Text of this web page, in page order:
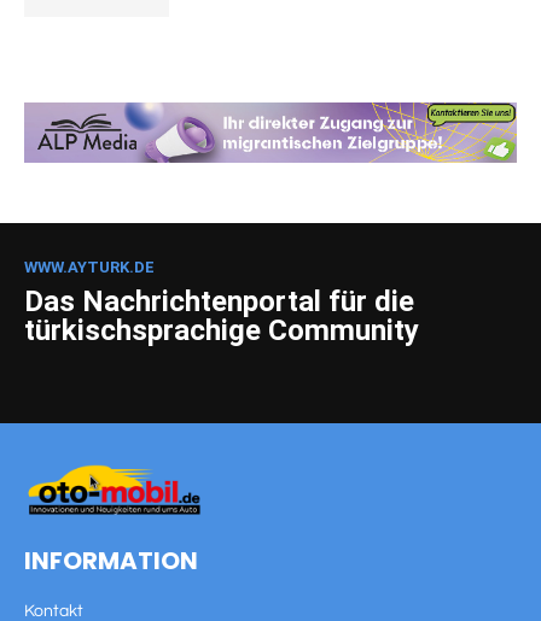
INFORMATION
Kontakt
WWW.AYTURK.DE
Das Nachrichtenportal für die
türkischsprachige Community